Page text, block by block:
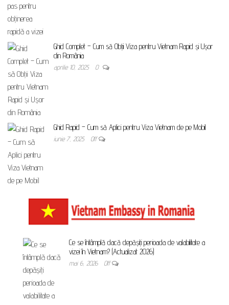
Ghid Complet – Cum să Obții Viza pentru Vietnam Rapid și Ușor
din România
aprilie 10, 2025 0
Ghid Rapid – Cum să Aplici pentru Viza Vietnam de pe Mobil
iunie 7, 2025 Off
Ce se întâmplă dacă depășiți perioada de valabilitate a
vizei în Vietnam? (Actualizat 2026)
mai 6, 2026 Off